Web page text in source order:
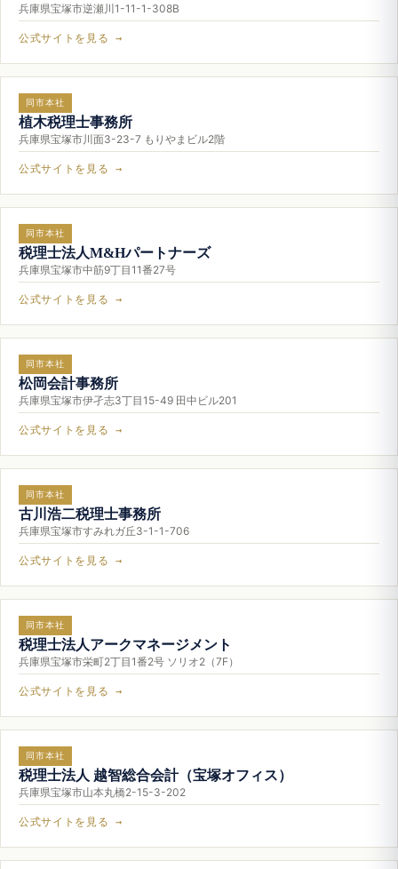
兵庫県宝塚市逆瀬川1-11-1-308B
公式サイトを見る →
同市本社
植木税理士事務所
兵庫県宝塚市川面3-23-7 もりやまビル2階
公式サイトを見る →
同市本社
税理士法人M&Hパートナーズ
兵庫県宝塚市中筋9丁目11番27号
公式サイトを見る →
同市本社
松岡会計事務所
兵庫県宝塚市伊孑志3丁目15-49 田中ビル201
公式サイトを見る →
同市本社
古川浩二税理士事務所
兵庫県宝塚市すみれガ丘3-1-1-706
公式サイトを見る →
同市本社
税理士法人アークマネージメント
兵庫県宝塚市栄町2丁目1番2号 ソリオ2（7F）
公式サイトを見る →
同市本社
税理士法人 越智総合会計（宝塚オフィス）
兵庫県宝塚市山本丸橋2-15-3-202
公式サイトを見る →